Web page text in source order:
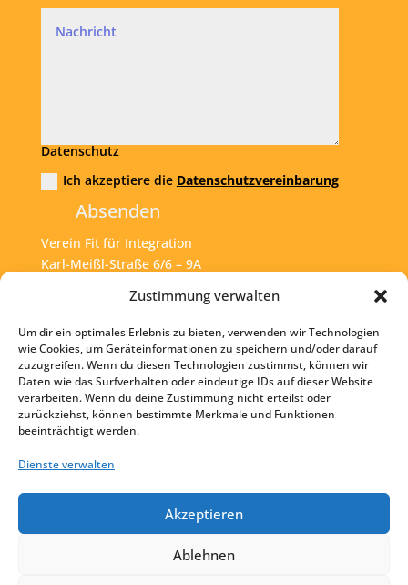
Zustimmung verwalten
Um dir ein optimales Erlebnis zu bieten, verwenden wir Technologien
wie Cookies, um Geräteinformationen zu speichern und/oder darauf
zuzugreifen. Wenn du diesen Technologien zustimmst, können wir
Daten wie das Surfverhalten oder eindeutige IDs auf dieser Website
verarbeiten. Wenn du deine Zustimmung nicht erteilst oder
zurückziehst, können bestimmte Merkmale und Funktionen
beeinträchtigt werden.
Dienste verwalten
Akzeptieren
Ablehnen
Datenschutz
Ich akzeptiere die Datenschutzvereinbarung
Absenden
Verein Fit für Integration
Karl-Meißl-Straße 6/6 – 9A
Tel:+43 1 925 77 46
Mail: office@fit4int.at
Startseite
Kontakt
Impressum